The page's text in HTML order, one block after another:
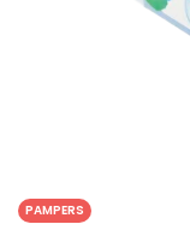
PAMPERS